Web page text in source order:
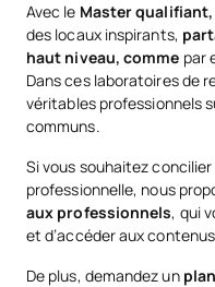
Avec le Master
des locaux inspirants,
haut niveau, comme par
Dans ces laboratoires de
véritables professionnels
communs.
Si vous souhaitez
professionnelle, nous
aux professionnels, qui
et d’accéder aux
De plus, demandez un